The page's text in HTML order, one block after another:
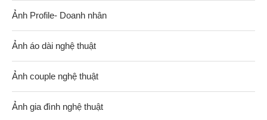
Ảnh Profile- Doanh nhân
Ảnh áo dài nghệ thuật
Ảnh couple nghệ thuật
Ảnh gia đình nghệ thuật